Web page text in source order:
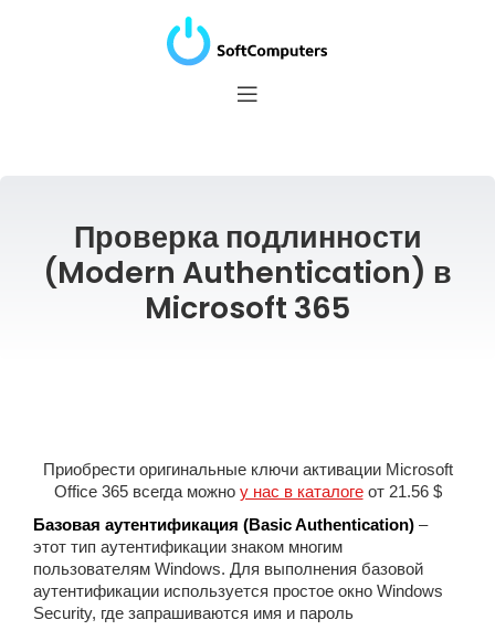
Проверка подлинности
(Modern Authentication) в
Microsoft 365
Приобрести оригинальные ключи активации Microsoft
Office 365 всегда можно у нас в каталогеот 21.56 $
Базовая аутентификация (Basic Authentication) –
этот тип аутентификации знаком многим
пользователям Windows. Для выполнения базовой
аутентификации используется простое окно Windows
Security, где запрашиваются имя и пароль